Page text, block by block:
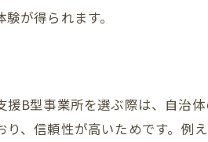
型事業所一覧と動向のポイント
支援B型サービス展開を予測
が得られます。
B型事業所を選ぶ際は、自治
、信頼性が高いためです。例